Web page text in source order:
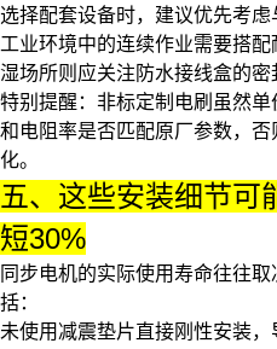
选择配套设备时，建议优先考
工业环境中的连续作业需要搭配
湿场所则应关注 防水接线盒的密
特别提醒： 非标定制电刷 虽然
和电阻率是否匹配原厂参数，
化。
五、这些安装细节可
短30%
同步电机的实际使用寿命往往
括：
未使用减震垫片直接刚性安装